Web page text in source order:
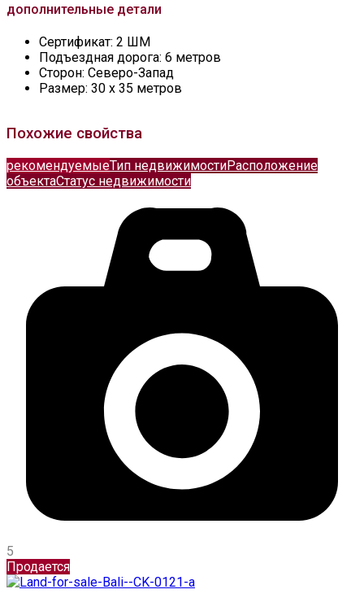
дополнительные детали
Сертификат: 2 ШМ
Подъездная дорога: 6 метров
Сторон: Северо-Запад
Размер: 30 х 35 метров
Похожие свойства
рекомендуемыеТип недвижимостиРасположение
объектаСтатус недвижимости
5
Продается